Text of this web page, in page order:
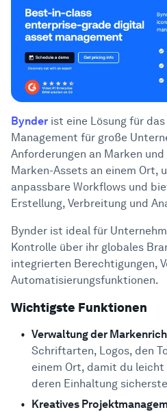
Bynder ist eine Lösung für
Management für große
Anforderungen an Marken
Marken-Assets an einem
anpassbare Workflows und
Erstellung, Verbreitung und
Bynder ist ideal für
Kontrolle über ihr globales
integrierten Berechtigungen,
Automatisierungsfunktionen.
Wichtigste Funktionen
Verwaltung der
Schriftarten, Logos, den
einem Ort, damit du
deren Einhaltung
Kreatives